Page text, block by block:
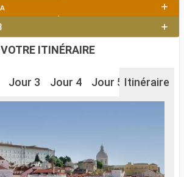
VOTRE ITINÉRAIRE
Jour 3 Jour 4 Jour 5 Jour 6
Itinéraire